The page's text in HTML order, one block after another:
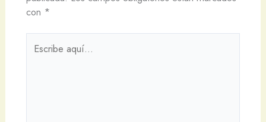
con *
aquí...